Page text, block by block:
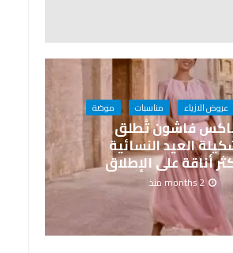
عروض الازياء مناسبات موضة
فاشون تُطلق
العيد النسائية
أناقة على الإطلاق
2 months منذ